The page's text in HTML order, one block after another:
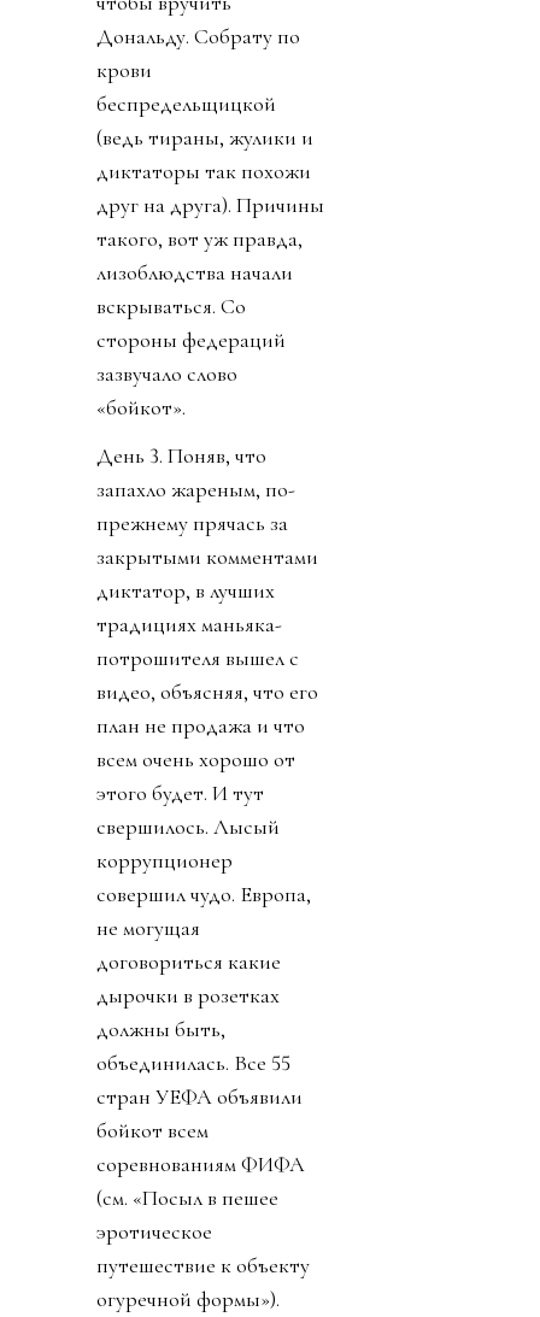
Дональду. Собрату по
крови
беспредельщицкой
(ведь тираны, жулики и
диктаторы так похожи
друг на друга). Причины
такого, вот уж правда,
лизоблюдства начали
вскрываться. Со
стороны федераций
зазвучало слово
«бойкот».
День 3. Поняв, что
запахло жареным, по-
прежнему прячась за
закрытыми комментами
диктатор, в лучших
традициях маньяка-
потрошителя вышел с
видео, объясняя, что его
план не продажа и что
всем очень хорошо от
этого будет. И тут
свершилось. Лысый
коррупционер
совершил чудо. Европа,
не могущая
договориться какие
дырочки в розетках
должны быть,
объединилась. Все 55
стран УЕФА объявили
бойкот всем
соревнованиям ФИФА
(см. «Посыл в пешее
эротическое
путешествие к объекту
огуречной формы»).